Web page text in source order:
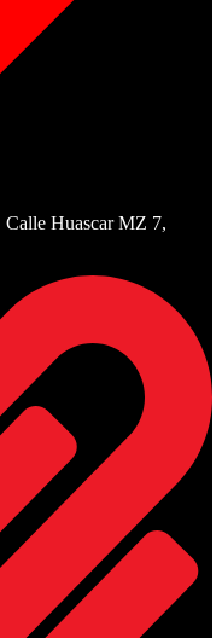
Calle Huascar MZ 7,